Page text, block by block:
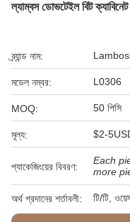
ল্যাম্বস ডোভটেইল বিট ক্যাবিনেট
ব্র্যান্ড নাম:
মডেল নম্বর: L0306
MOQ: 50 পিসি
মূল্য: $2-
প্যাকেজিংয়ের বিবরণ:
Each
more
অর্থ প্রদানের শর্তাবলী: টি/টি,